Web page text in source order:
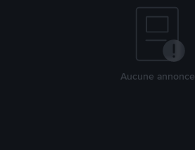
Aucune annonce